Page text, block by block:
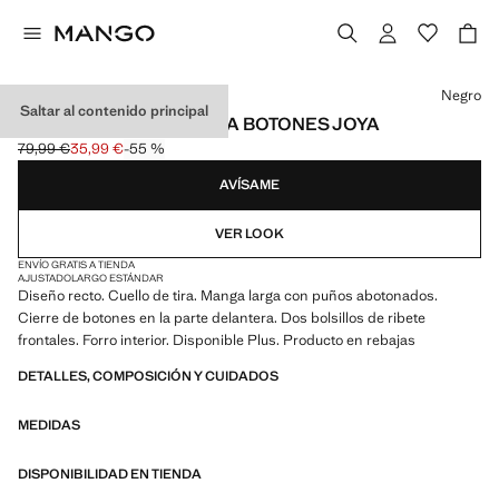
Saltar al contenido principal
CHAQUETA CUELLO TIRA BOTONES JOYA
Precio inicial tachado [79,99 € ]
79,99 €
Precio actual [35,99 € ]
35,99 €-55 %
Selecciona un color
Negro
AVÍSAME
VER LOOK
ENVÍO GRATIS A TIENDA
AJUSTADOLARGO ESTÁNDAR
Diseño recto. Cuello de tira. Manga larga con puños abotonados.
Cierre de botones en la parte delantera. Dos bolsillos de ribete
frontales. Forro interior. Disponible Plus. Producto en rebajas
DETALLES, COMPOSICIÓN Y CUIDADOS
MEDIDAS
DISPONIBILIDAD EN TIENDA